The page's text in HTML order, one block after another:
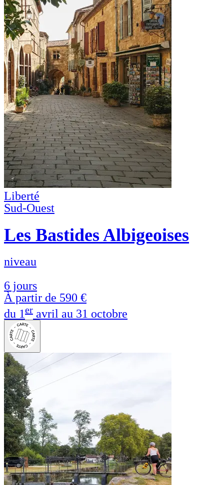
Liberté
Sud-Ouest
Les Bastides Albigeoises
niveau
6 jours
À partir de 590 €
du 1er avril au 31 octobre